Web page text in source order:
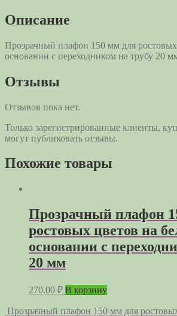
Описание
Прозрачный плафон 150 мм для
основании с переходником на трубу 20
Отзывы
Отзывов пока нет.
Только зарегистрированные клиенты,
могут публиковать отзывы.
Похожие товары
Прозрачный плафон
ростовых цветов на
основании с
20 мм
270,00 ₽ В корзину
Прозрачный плафон 150 мм для